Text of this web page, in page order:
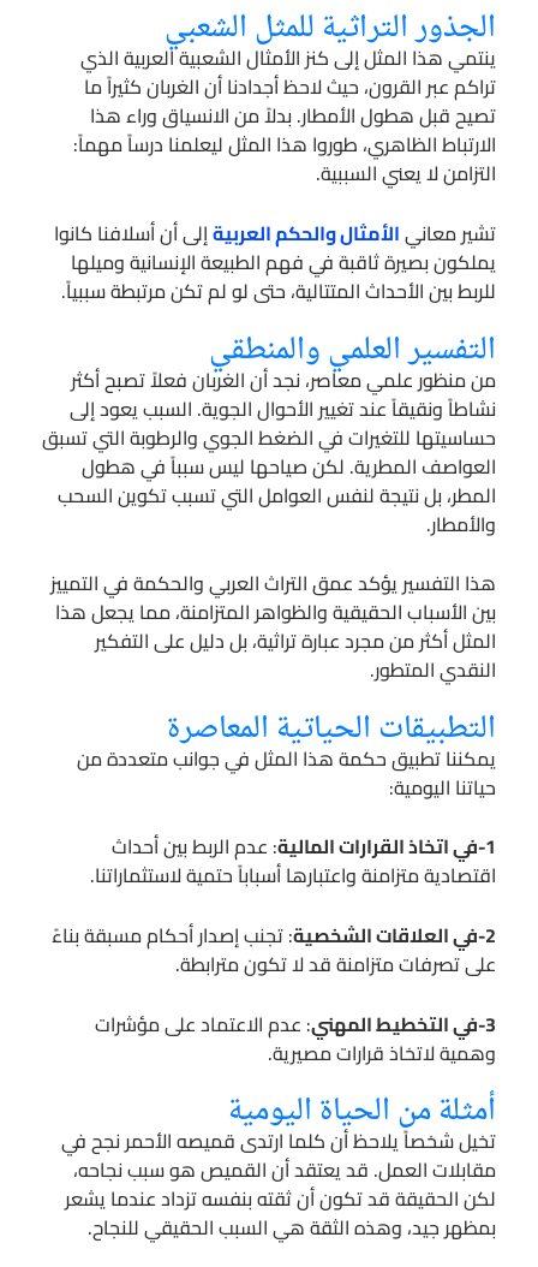
الجذور التراثية للمثل الشعبي
ينتمي هذا المثل إلى كنز الأمثال الشعبية العربية الذي
تراكم عبر القرون، حيث لاحظ أجدادنا أن الغربان كثيراً ما
تصيح قبل هطول الأمطار. بدلاً من الانسياق وراء هذا
الارتباط الظاهري، طوروا هذا المثل ليعلمنا درساً مهماً:
التزامن لا يعني السببية.
تشير معانيالأمثال والحكم العربيةإلى أن أسلافنا كانوا
يملكون بصيرة ثاقبة في فهم الطبيعة الإنسانية وميلها
للربط بين الأحداث المتتالية، حتى لو لم تكن مرتبطة سببياً.
التفسير العلمي والمنطقي
من منظور علمي معاصر، نجد أن الغربان فعلاً تصبح أكثر
نشاطاً ونقيقاً عند تغيير الأحوال الجوية. السبب يعود إلى
حساسيتها للتغيرات في الضغط الجوي والرطوبة التي تسبق
العواصف المطرية. لكن صياحها ليس سبباً في هطول
المطر، بل نتيجة لنفس العوامل التي تسبب تكوين السحب
والأمطار.
هذا التفسير يؤكد عمق التراث العربي والحكمة في التمييز
بين الأسباب الحقيقية والظواهر المتزامنة، مما يجعل هذا
المثل أكثر من مجرد عبارة تراثية، بل دليل على التفكير
النقدي المتطور.
التطبيقات الحياتية المعاصرة
يمكننا تطبيق حكمة هذا المثل في جوانب متعددة من
حياتنا اليومية:
1-في اتخاذ القرارات المالية
: عدم الربط بين أحداث
اقتصادية متزامنة واعتبارها أسباباً حتمية لاستثماراتنا.
2-في العلاقات الشخصية
: تجنب إصدار أحكام مسبقة بناءً
على تصرفات متزامنة قد لا تكون مترابطة.
3-في التخطيط المهني
: عدم الاعتماد على مؤشرات
وهمية لاتخاذ قرارات مصيرية.
أمثلة من الحياة اليومية
تخيل شخصاً يلاحظ أن كلما ارتدى قميصه الأحمر نجح في
مقابلات العمل. قد يعتقد أن القميص هو سبب نجاحه،
لكن الحقيقة قد تكون أن ثقته بنفسه تزداد عندما يشعر
بمظهر جيد، وهذه الثقة هي السبب الحقيقي للنجاح.